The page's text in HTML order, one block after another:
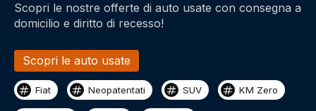
Scopri le nostre offerte di auto usate con consegna a
domicilio e diritto di recesso!
Scopri le auto usate
Fiat Neopatentati SUV KM Zero